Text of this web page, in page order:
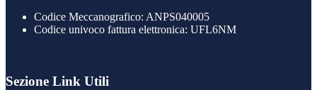
Codice Meccanografico: ANPS040005
Codice univoco fattura elettronica: UFL6NM
Sezione Link Utili